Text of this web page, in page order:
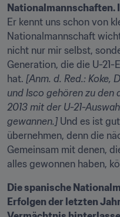
Nationalmannschaften.
Er kennt uns schon von
Nationalmannschaft
nicht nur mir selbst,
Generation, die die U-
hat. [Anm. d. Red.: Koke,
und Isco gehören zu den
2013 mit der U-21-
gewannen.] Und es ist
übernehmen, denn die
Gemeinsam mit denen,
alles gewonnen haben,
Die spanische
Erfolgen der letzten